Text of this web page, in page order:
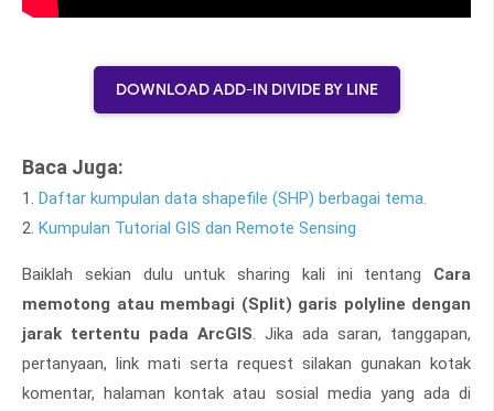
DOWNLOAD ADD-IN DIVIDE BY LINE
Baca Juga:
1. Daftar kumpulan data shapefile (SHP) berbagai tema.
2. Kumpulan Tutorial GIS dan Remote Sensing
Baiklah sekian dulu untuk sharing kali ini tentang Cara
memotong atau membagi (Split) garis polyline dengan
jarak tertentu pada ArcGIS. Jika ada saran, tanggapan,
pertanyaan, link mati serta request silakan gunakan kotak
komentar, halaman kontak atau sosial media yang ada di